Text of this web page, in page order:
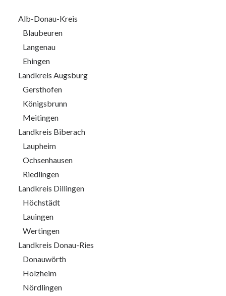
Alb-Donau-Kreis
Blaubeuren
Langenau
Ehingen
Landkreis Augsburg
Gersthofen
Königsbrunn
Meitingen
Landkreis Biberach
Laupheim
Ochsenhausen
Riedlingen
Landkreis Dillingen
Höchstädt
Lauingen
Wertingen
Landkreis Donau-Ries
Donauwörth
Holzheim
Nördlingen